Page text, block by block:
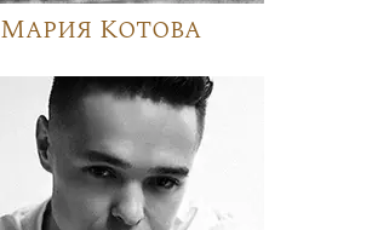
Мария Котова